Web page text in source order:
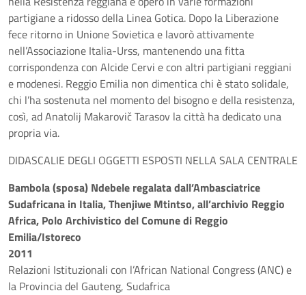
partigiane a ridosso della Linea Gotica. Dopo la Liberazione
fece ritorno in Unione Sovietica e lavorò attivamente
nell’Associazione Italia-Urss, mantenendo una fitta
corrispondenza con Alcide Cervi e con altri partigiani reggiani
e modenesi. Reggio Emilia non dimentica chi è stato solidale,
chi l’ha sostenuta nel momento del bisogno e della resistenza,
così, ad Anatolij Makarovič Tarasov la città ha dedicato una
propria via.
DIDASCALIE DEGLI OGGETTI ESPOSTI NELLA SALA CENTRALE
Bambola (sposa) Ndebele regalata dall’Ambasciatrice
Sudafricana in Italia, Thenjiwe Mtintso, all’archivio Reggio
Africa, Polo Archivistico del Comune di Reggio
Emilia/Istoreco
2011
Relazioni Istituzionali con l’African National Congress (ANC) e
la Provincia del Gauteng, Sudafrica